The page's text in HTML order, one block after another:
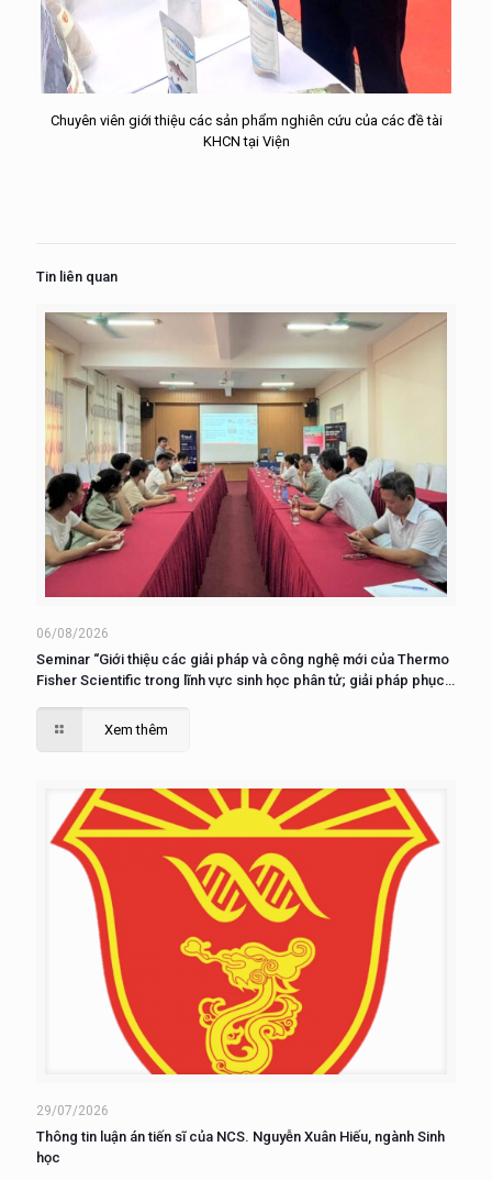
Chuyên viên giới thiệu các sản phẩm nghiên cứu của các đề tài
KHCN tại Viện
Tin liên quan
06/08/2026
Seminar “Giới thiệu các giải pháp và công nghệ mới của Thermo
Fisher Scientific trong lĩnh vực sinh học phân tử; giải pháp phục
Xem thêm
29/07/2026
Thông tin luận án tiến sĩ của NCS. Nguyễn Xuân Hiếu, ngành Sinh
học